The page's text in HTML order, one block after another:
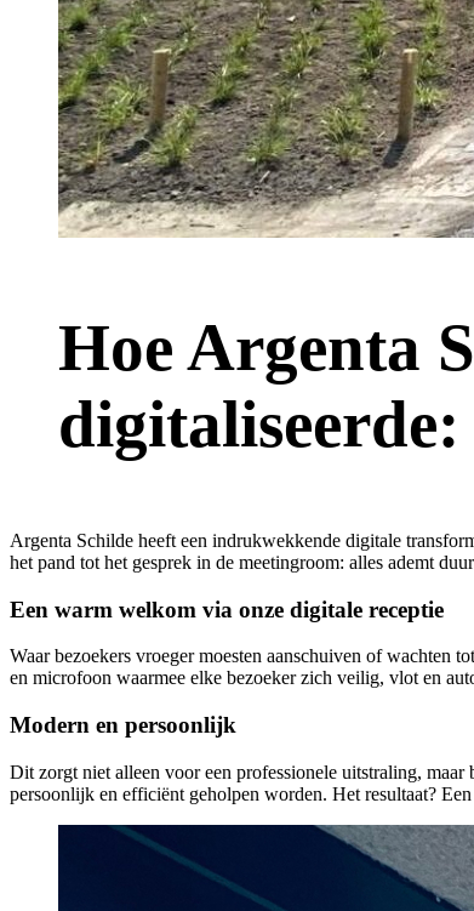
Hoe Argenta
Argenta Schilde heeft een indrukwekkende digitale
het pand tot het gesprek in de meetingroom: alles ademt
Een warm welkom via onze digitale receptie
Waar bezoekers vroeger moesten aanschuiven of wachten
en microfoon waarmee elke bezoeker zich veilig, vlot en
Modern en persoonlijk
Dit zorgt niet alleen voor een professionele uitstraling,
persoonlijk en efficiënt geholpen worden. Het resultaat?